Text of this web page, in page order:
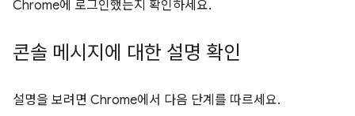
Chrome에 로그인했는지 확인하세요.
콘솔 메시지에 대한 설명 확인
설명을 보려면 Chrome에서 다음 단계를 따르세요.